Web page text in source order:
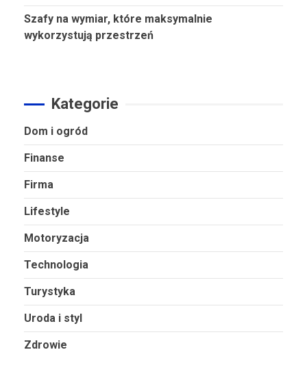
Szafy na wymiar, które maksymalnie
wykorzystują przestrzeń
Kategorie
Dom i ogród
Finanse
Firma
Lifestyle
Motoryzacja
Technologia
Turystyka
Uroda i styl
Zdrowie